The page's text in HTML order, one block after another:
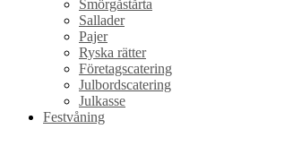
Smörgåstårta
Sallader
Pajer
Ryska rätter
Företagscatering
Julbordscatering
Julkasse
Festvåning